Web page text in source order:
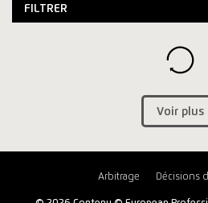
FILTRER
Voir plus
Arbitrage Décisions